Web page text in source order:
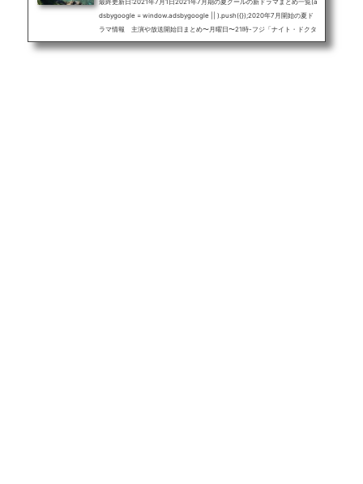
dsbygoogle = window.adsbygoogle || ).push({});2020年7月開始の夏ド
ラマ情報 主演や放送開始日まとめ〜月曜日〜21時-フジ「ナイト・ドクタ
ー」波瑠(6月21日)〜火曜日〜21時-フジ「彼女はキレイだった」中島健